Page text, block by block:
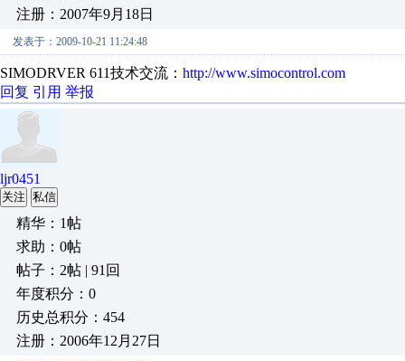
注册：2007年9月18日
发表于：2009-10-21 11:24:48
SIMODRVER 611技术交流： http://www.simocontrol.com
回复 引用 举报
ljr0451
关注 私信
精华：1帖
求助：0帖
帖子：2帖 | 91回
年度积分：0
历史总积分：454
注册：2006年12月27日